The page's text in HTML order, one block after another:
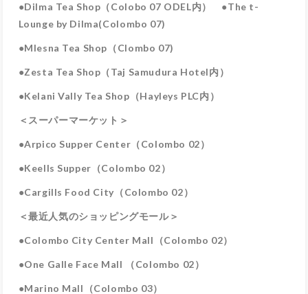
●Dilma Tea Shop（Colobo 07 ODEL内） ●The t-
Lounge by Dilma(Colombo 07)
●Mlesna Tea Shop（Clombo 07)
●Zesta Tea Shop（Taj Samudura Hotel内）
●Kelani Vally Tea Shop（Hayleys PLC内）
＜スーパーマーケット＞
●Arpico Supper Center（Colombo 02）
●Keells Supper（Colombo 02）
●Cargills Food City（Colombo 02）
＜最近人気のショッピングモール＞
●Colombo City Center Mall（Colombo 02）
●One Galle Face Mall （Colombo 02）
●Marino Mall（Colombo 03）